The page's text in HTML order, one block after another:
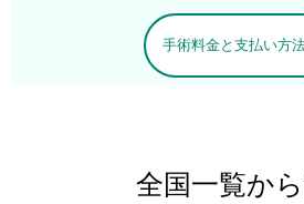
手術料金と支払い方
全国一覧か